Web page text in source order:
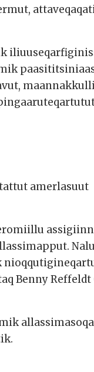
amerlasuut
Benny Reffeldt